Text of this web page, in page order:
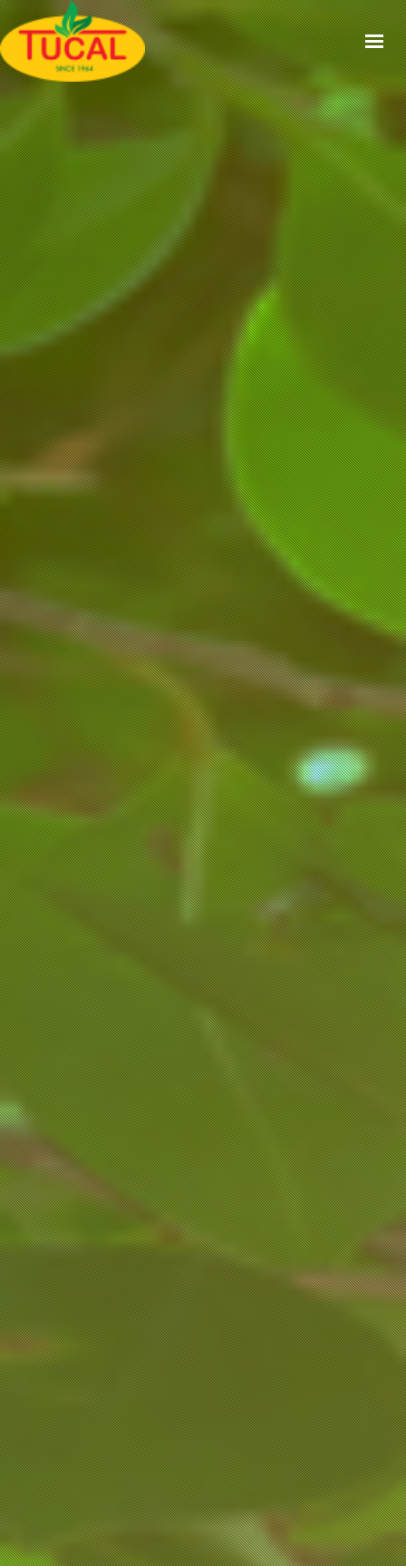
ACCUEIL
À PROPOS
GAMMES
CERTIFICATIONS
RECETTES
ACTUALITÉS
CONTACT
EN